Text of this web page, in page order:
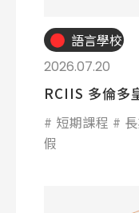
語言學校
2026.07.20
RCIIS 多倫多
短期課程
假